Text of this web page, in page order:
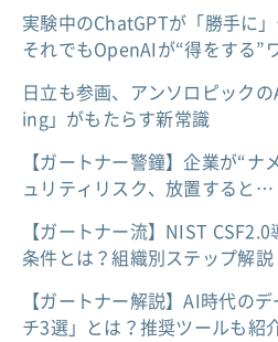
実験中のChatGPTが「勝手に
それでもOpenAIが“得をする”
日立も参画、アンソロピック
ing」がもたらす新常識
【ガートナー警鐘】企業が“ナ
ュリティリスク、放置すると…
【ガートナー流】NIST
条件とは？組織別ステップ解説
【ガートナー解説】AI時代の
チ3選」とは？推奨ツールも紹